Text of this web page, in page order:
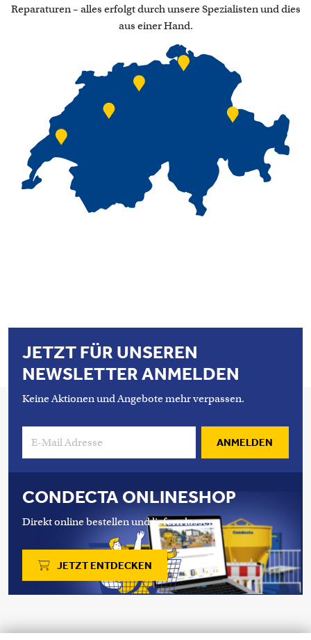
Reparaturen – alles erfolgt durch unsere Spezialisten und dies
aus einer Hand.
JETZT FÜR UNSEREN
NEWSLETTER ANMELDEN
Keine Aktionen und Angebote mehr verpassen.
ANMELDEN
CONDECTA ONLINESHOP
Direkt online bestellen und liefern lassen.
JETZT ENTDECKEN